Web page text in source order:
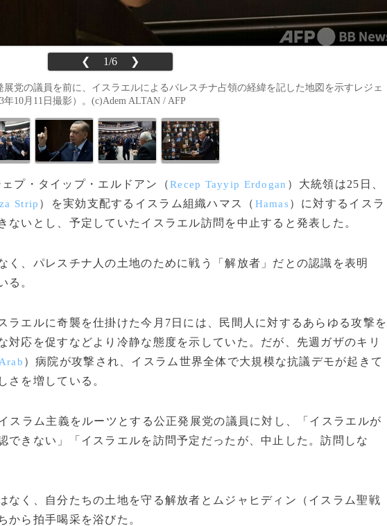
❮ 1/6 ❯
展党の議員を前に、イスラエルによるパレスチナ占領の経緯を記した地図を示すレジェ
10月11日撮影）。(c)Adem ALTAN / AFP
プ・タイップ・エルドアン（Recep Tayyip Erdogan ）大統領は25日、
Strip ）を実効支配するイスラム組織ハマス（ Hamas）に対するイスラ
ないとし、予定していたイスラエル訪問を中止すると発表した。
、パレスチナ人の土地のために戦う「解放者」だとの認識を表明
る。
エルに奇襲を仕掛けた今月7日には、民間人に対するあらゆる攻撃を
対応を促すなどより冷静な態度を示していた。だが、先週ガザのキリ
）病院が攻撃され、イスラム世界全体で大規模な抗議デモが起きて
さを増している。
ラム主義をルーツとする公正発展党の議員に対し、「イスラエルが
できない」「イスラエルを訪問予定だったが、中止した。訪問しな
く、自分たちの土地を守る解放者とムジャヒディン（イスラム聖戦
から拍手喝采を浴びた。